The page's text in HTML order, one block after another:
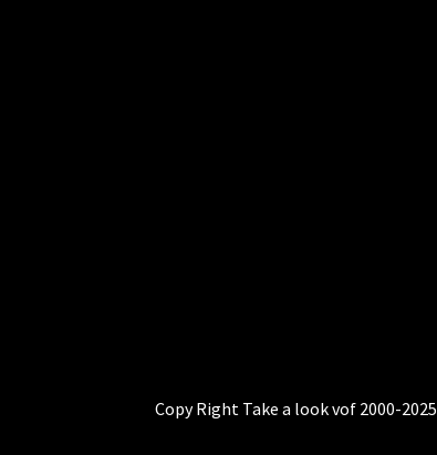
Copy Right Take a look vof 2000-2025